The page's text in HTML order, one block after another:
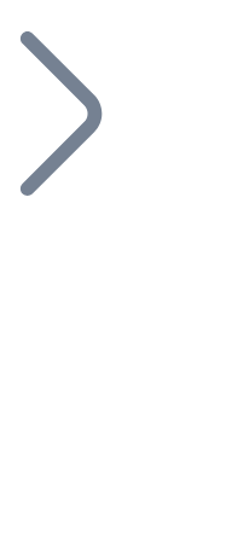
votre entreprise et
et
à notre service